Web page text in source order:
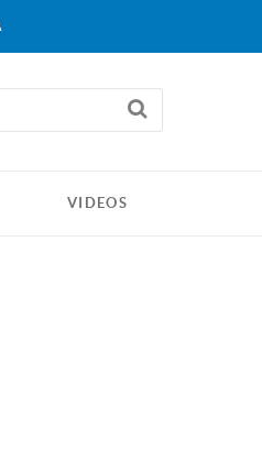
VIDEOS